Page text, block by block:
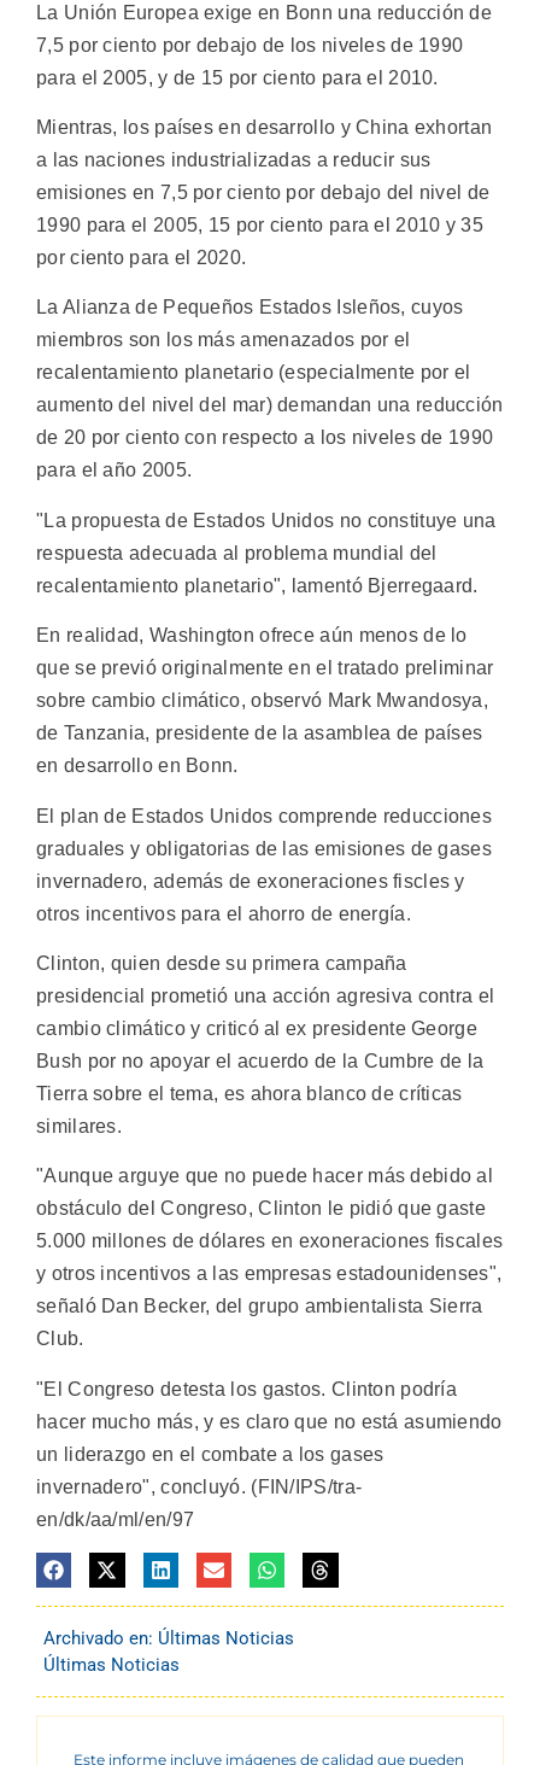
La Unión Europea exige en Bonn una reducción de
7,5 por ciento por debajo de los niveles de 1990
para el 2005, y de 15 por ciento para el 2010.
Mientras, los países en desarrollo y China exhortan
a las naciones industrializadas a reducir sus
emisiones en 7,5 por ciento por debajo del nivel de
1990 para el 2005, 15 por ciento para el 2010 y 35
por ciento para el 2020.
La Alianza de Pequeños Estados Isleños, cuyos
miembros son los más amenazados por el
recalentamiento planetario (especialmente por el
aumento del nivel del mar) demandan una reducción
de 20 por ciento con respecto a los niveles de 1990
para el año 2005.
"La propuesta de Estados Unidos no constituye una
respuesta adecuada al problema mundial del
recalentamiento planetario", lamentó Bjerregaard.
En realidad, Washington ofrece aún menos de lo
que se previó originalmente en el tratado preliminar
sobre cambio climático, observó Mark Mwandosya,
de Tanzania, presidente de la asamblea de países
en desarrollo en Bonn.
El plan de Estados Unidos comprende reducciones
graduales y obligatorias de las emisiones de gases
invernadero, además de exoneraciones fiscles y
otros incentivos para el ahorro de energía.
Clinton, quien desde su primera campaña
presidencial prometió una acción agresiva contra el
cambio climático y criticó al ex presidente George
Bush por no apoyar el acuerdo de la Cumbre de la
Tierra sobre el tema, es ahora blanco de críticas
similares.
"Aunque arguye que no puede hacer más debido al
obstáculo del Congreso, Clinton le pidió que gaste
5.000 millones de dólares en exoneraciones fiscales
y otros incentivos a las empresas estadounidenses",
señaló Dan Becker, del grupo ambientalista Sierra
Club.
"El Congreso detesta los gastos. Clinton podría
hacer mucho más, y es claro que no está asumiendo
un liderazgo en el combate a los gases
invernadero", concluyó. (FIN/IPS/tra-
en/dk/aa/ml/en/97
Archivado en: Últimas Noticias
Últimas Noticias
Este informe incluye imágenes de calidad que pueden